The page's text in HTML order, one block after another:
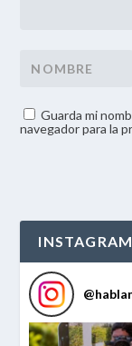
Guarda mi
navegador para la
INSTAGRAM
@